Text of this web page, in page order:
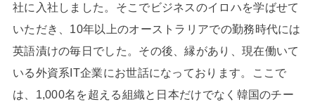
社に入社しました。そこでビジネスのイロハを学ばせて
いただき、10年以上のオーストラリアでの勤務時代には
英語漬けの毎日でした。その後、縁があり、現在働いて
いる外資系IT企業にお世話になっております。ここで
は、1,000名を超える組織と日本だけでなく韓国のチー